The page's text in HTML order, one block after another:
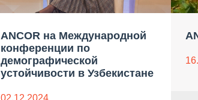
ANCOR на Международной
конференции по
демографической
устойчивости в Узбекистане
02.12.2024